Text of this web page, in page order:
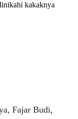
kakaknya
Fajar Budi,